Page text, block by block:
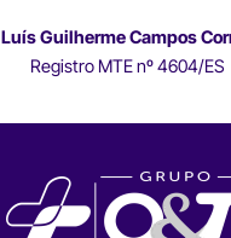
Luís Guilherme Campos
Registro MTE nº 4604/ES